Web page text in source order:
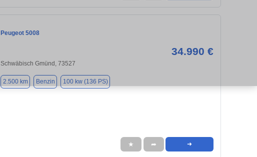
Peugeot 5008
34.990 €
Schwäbisch Gmünd, 73527
2.500 km Benzin 100 kw (136 PS)
★ ➦ ➜